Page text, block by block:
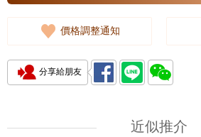
價格調整通知
分享給朋友
近似推介